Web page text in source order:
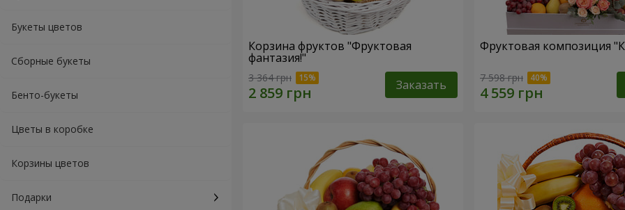
Букеты цветов
Сборные букеты
Бенто-букеты
Цветы в коробке
Корзины цветов
Подарки
Корзина фруктов "Фруктовая
фантазия!"
3 364 грн Заказать
Фруктовая композиция
7 598 грн